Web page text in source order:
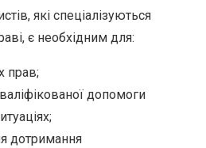
які спеціалізуються
є необхідним для:
прав;
допомоги
дотримання